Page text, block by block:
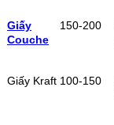
Giấy
Couche
150-200
Giấy Kraft 100-150